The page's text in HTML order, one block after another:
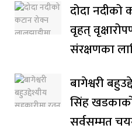
दोदा नदीको
वृहत्
संरक्षणका
बागेश्वरी
सिंह
सर्वसम्मत